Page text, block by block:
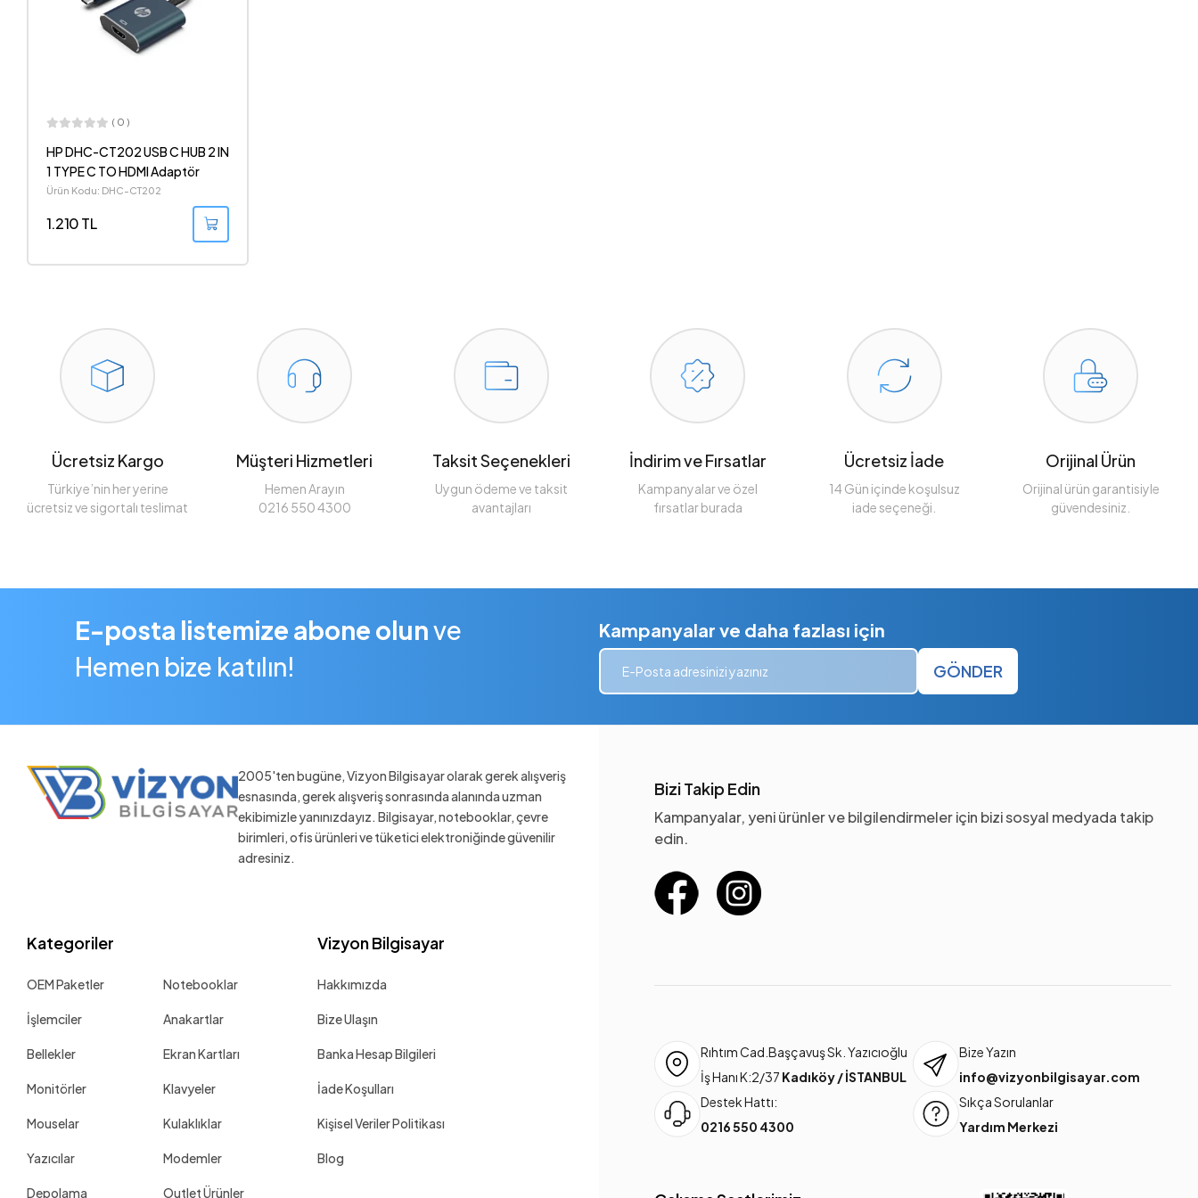
( 0 )
HP DHC-CT202 USB C HUB 2 IN
1 TYPE C TO HDMI Adaptör
Ürün Kodu: DHC-CT202
1.210 TL
Ücretsiz Kargo
Türkiye’nin her yerine
ücretsiz ve sigortalı teslimat
Müşteri Hizmetleri
Hemen Arayın
0216 550 4300
Taksit Seçenekleri
Uygun ödeme ve taksit
avantajları
İndirim ve Fırsatlar
Kampanyalar ve özel
fırsatlar burada
Ücretsiz İade
14 Gün içinde koşulsuz
iade seçeneği.
Orijinal Ürün
Orijinal ürün garantisiyle
güvendesiniz.
E-posta listemize abone olunve
Hemen bize katılın!
Kampanyalar ve daha fazlası için
GÖNDER
2005'ten bugüne, Vizyon Bilgisayar olarak gerek alışveriş
esnasında, gerek alışveriş sonrasında alanında uzman
ekibimizle yanınızdayız. Bilgisayar, notebooklar, çevre
birimleri, ofis ürünleri ve tüketici elektroniğinde güvenilir
adresiniz.
Kategoriler
OEM Paketler Notebooklar
İşlemciler Anakartlar
Bellekler Ekran Kartları
Monitörler Klavyeler
Mouselar Kulaklıklar
Yazıcılar Modemler
Depolama Outlet Ürünler
Vizyon Bilgisayar
Hakkımızda
Bize Ulaşın
Banka Hesap Bilgileri
İade Koşulları
Kişisel Veriler Politikası
Blog
Bizi Takip Edin
Kampanyalar, yeni ürünler ve bilgilendirmeler için bizi sosyal medyada takip
edin.
Rıhtım Cad.Başçavuş Sk. Yazıcıoğlu
İş Hanı K:2/37 Kadıköy / İSTANBUL
Bize Yazın
info@vizyonbilgisayar.com
Destek Hattı:
0216 550 4300
Sıkça Sorulanlar
Yardım Merkezi